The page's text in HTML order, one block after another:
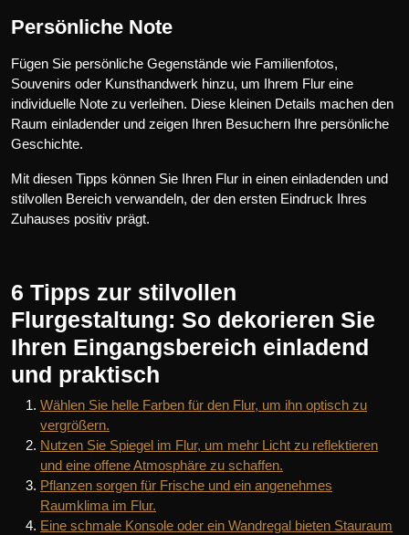
Persönliche Note
Fügen Sie persönliche Gegenstände wie Familienfotos,
Souvenirs oder Kunsthandwerk hinzu, um Ihrem Flur eine
individuelle Note zu verleihen. Diese kleinen Details machen den
Raum einladender und zeigen Ihren Besuchern Ihre persönliche
Geschichte.
Mit diesen Tipps können Sie Ihren Flur in einen einladenden und
stilvollen Bereich verwandeln, der den ersten Eindruck Ihres
Zuhauses positiv prägt.
6 Tipps zur stilvollen
Flurgestaltung: So dekorieren Sie
Ihren Eingangsbereich einladend
und praktisch
Wählen Sie helle Farben für den Flur, um ihn optisch zu
vergrößern.
Nutzen Sie Spiegel im Flur, um mehr Licht zu reflektieren
und eine offene Atmosphäre zu schaffen.
Pflanzen sorgen für Frische und ein angenehmes
Raumklima im Flur.
Eine schmale Konsole oder ein Wandregal bieten Stauraum